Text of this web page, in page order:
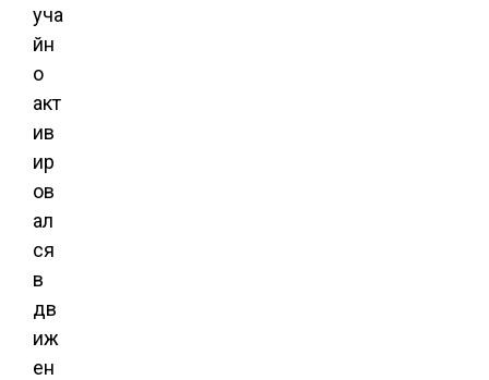
уча
йн
о
акт
ив
ир
ов
ал
ся
в
дв
иж
ен